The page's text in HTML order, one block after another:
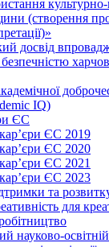
(створення
досвід
IQ)
ЄС
ЄС 2019
ЄС 2020
ЄС 2021
ЄС 2023
та
для
науково-